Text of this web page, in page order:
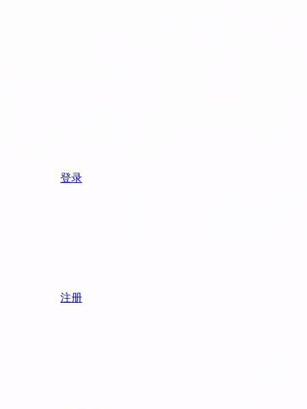
登录
注册